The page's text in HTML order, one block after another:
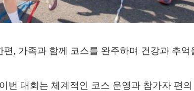
편, 가족과 함께 코스를 완주하며 건강과 추억
번 대회는 체계적인 코스 운영과 참가자 편